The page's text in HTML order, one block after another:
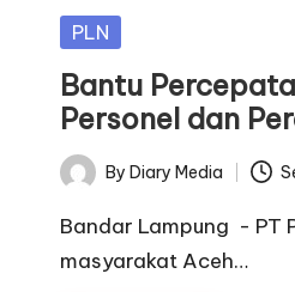
r
y
Posted
PLN
Bantu
Personel dan
Posted
by
By Diary Media
Bandar Lampung - PT
masyarakat Aceh…